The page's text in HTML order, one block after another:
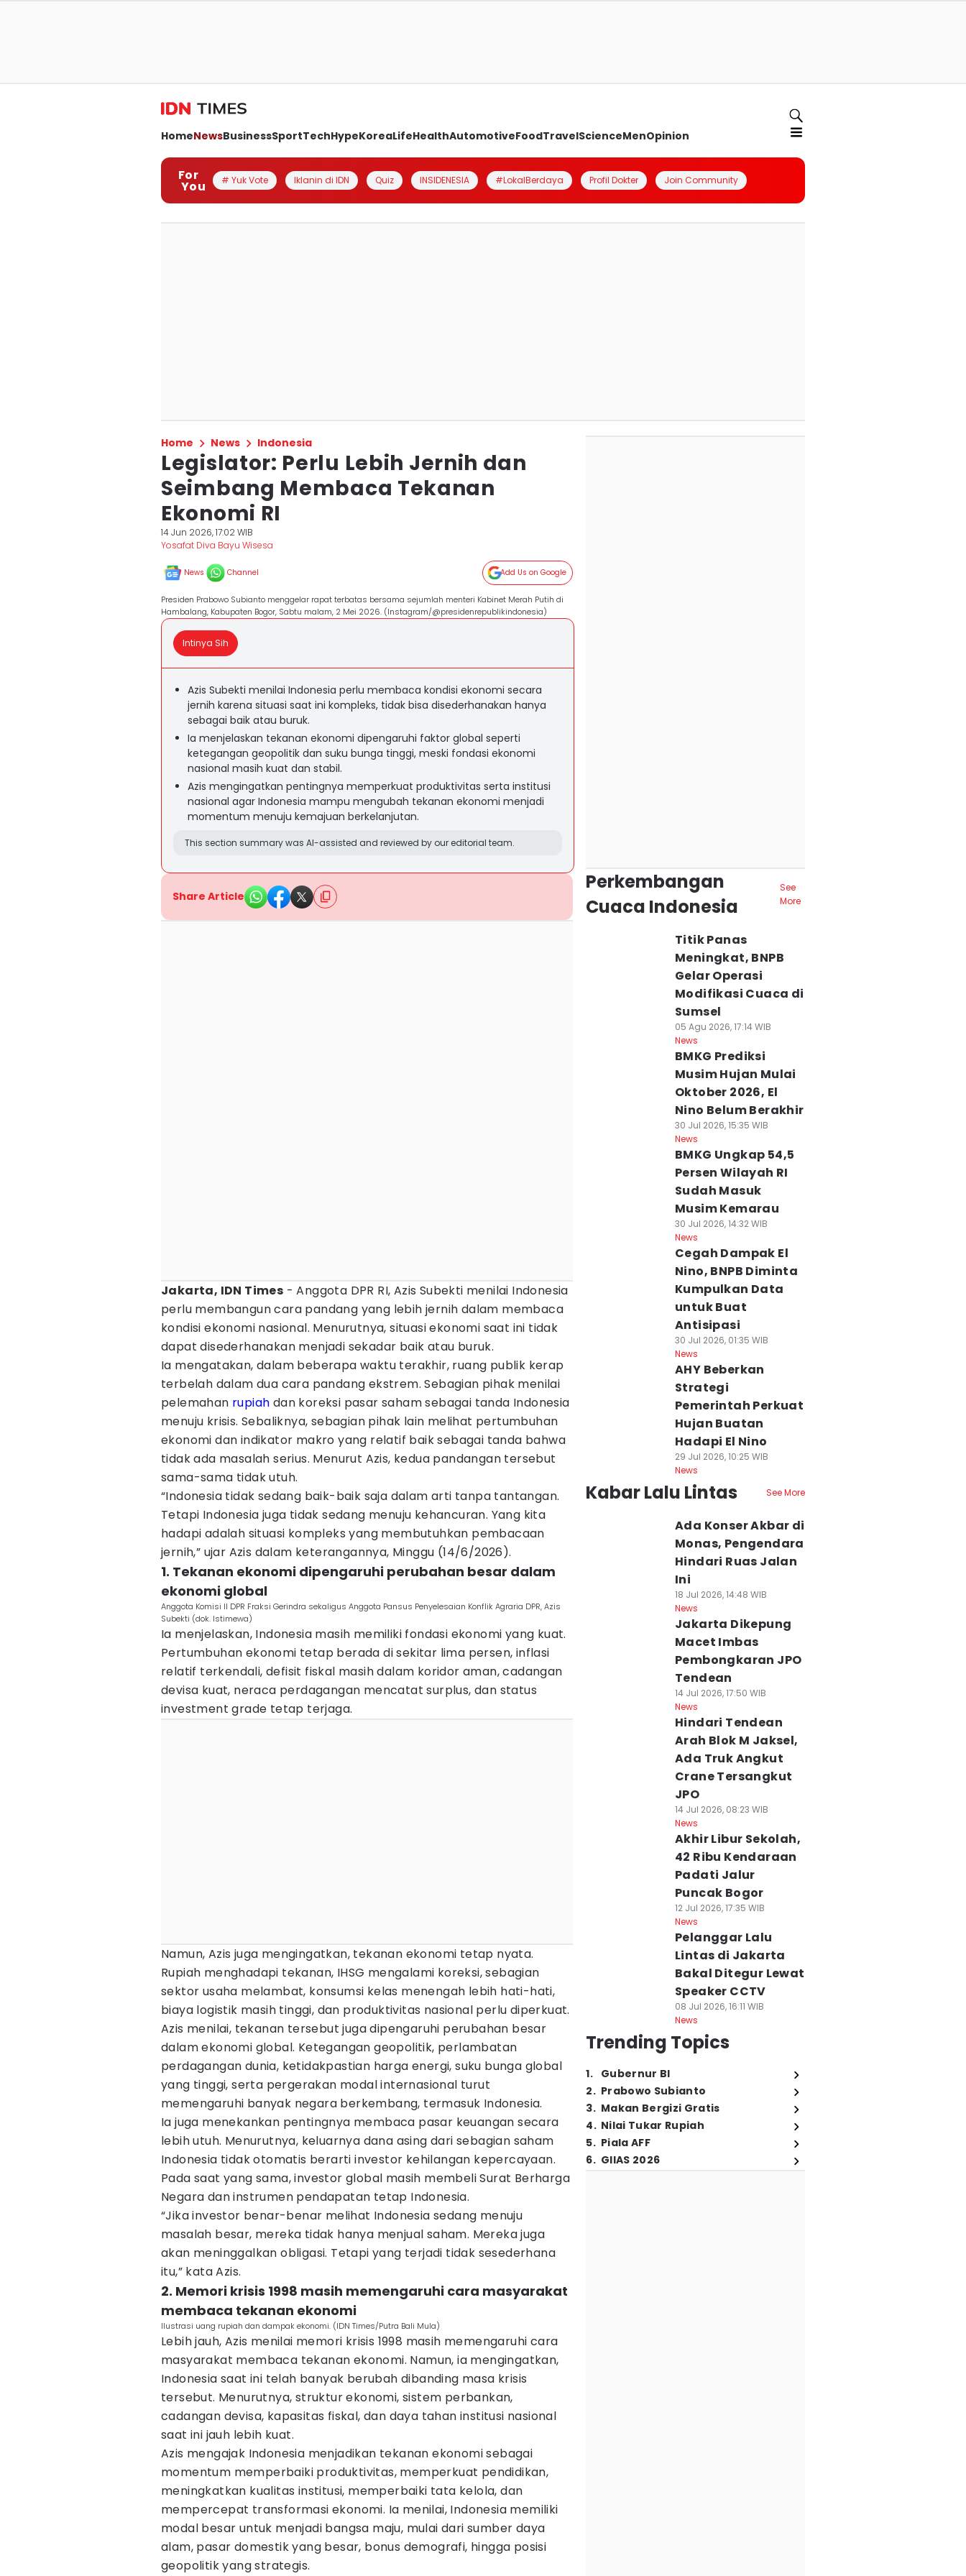
HomeNewsBusinessSportTechHypeKoreaLifeHealthAutomotiveFoodTravelScienceMenOpinion
For
You # Yuk Vote Iklanin di IDN Quiz INSIDENESIA #LokalBerdaya Profil Dokter Join Community
Home News Indonesia
Legislator: Perlu Lebih Jernih dan
Seimbang Membaca Tekanan
Ekonomi RI
14 Jun 2026, 17:02 WIB
Yosafat Diva Bayu Wisesa
News Channel Add Us on Google
Presiden Prabowo Subianto menggelar rapat terbatas bersama sejumlah menteri Kabinet Merah Putih di
Hambalang, Kabupaten Bogor, Sabtu malam, 2 Mei 2026. (Instagram/@presidenrepublikindonesia)
Intinya Sih
Azis Subekti menilai Indonesia perlu membaca kondisi ekonomi secara
jernih karena situasi saat ini kompleks, tidak bisa disederhanakan hanya
sebagai baik atau buruk.
Ia menjelaskan tekanan ekonomi dipengaruhi faktor global seperti
ketegangan geopolitik dan suku bunga tinggi, meski fondasi ekonomi
nasional masih kuat dan stabil.
Azis mengingatkan pentingnya memperkuat produktivitas serta institusi
nasional agar Indonesia mampu mengubah tekanan ekonomi menjadi
momentum menuju kemajuan berkelanjutan.
This section summary was AI-assisted and reviewed by our editorial team.
Share Article
Jakarta, IDN Times - Anggota DPR RI, Azis Subekti menilai Indonesia
perlu membangun cara pandang yang lebih jernih dalam membaca
kondisi ekonomi nasional. Menurutnya, situasi ekonomi saat ini tidak
dapat disederhanakan menjadi sekadar baik atau buruk.
Ia mengatakan, dalam beberapa waktu terakhir, ruang publik kerap
terbelah dalam dua cara pandang ekstrem. Sebagian pihak menilai
pelemahan rupiah dan koreksi pasar saham sebagai tanda Indonesia
menuju krisis. Sebaliknya, sebagian pihak lain melihat pertumbuhan
ekonomi dan indikator makro yang relatif baik sebagai tanda bahwa
tidak ada masalah serius. Menurut Azis, kedua pandangan tersebut
sama-sama tidak utuh.
“Indonesia tidak sedang baik-baik saja dalam arti tanpa tantangan.
Tetapi Indonesia juga tidak sedang menuju kehancuran. Yang kita
hadapi adalah situasi kompleks yang membutuhkan pembacaan
jernih,” ujar Azis dalam keterangannya, Minggu (14/6/2026).
1. Tekanan ekonomi dipengaruhi perubahan besar dalam
ekonomi global
Anggota Komisi II DPR Fraksi Gerindra sekaligus Anggota Pansus Penyelesaian Konflik Agraria DPR, Azis
Subekti (dok. Istimewa)
Ia menjelaskan, Indonesia masih memiliki fondasi ekonomi yang kuat.
Pertumbuhan ekonomi tetap berada di sekitar lima persen, inflasi
relatif terkendali, defisit fiskal masih dalam koridor aman, cadangan
devisa kuat, neraca perdagangan mencatat surplus, dan status
investment grade tetap terjaga.
Namun, Azis juga mengingatkan, tekanan ekonomi tetap nyata.
Rupiah menghadapi tekanan, IHSG mengalami koreksi, sebagian
sektor usaha melambat, konsumsi kelas menengah lebih hati-hati,
biaya logistik masih tinggi, dan produktivitas nasional perlu diperkuat.
Azis menilai, tekanan tersebut juga dipengaruhi perubahan besar
dalam ekonomi global. Ketegangan geopolitik, perlambatan
perdagangan dunia, ketidakpastian harga energi, suku bunga global
yang tinggi, serta pergerakan modal internasional turut
memengaruhi banyak negara berkembang, termasuk Indonesia.
Ia juga menekankan pentingnya membaca pasar keuangan secara
lebih utuh. Menurutnya, keluarnya dana asing dari sebagian saham
Indonesia tidak otomatis berarti investor kehilangan kepercayaan.
Pada saat yang sama, investor global masih membeli Surat Berharga
Negara dan instrumen pendapatan tetap Indonesia.
“Jika investor benar-benar melihat Indonesia sedang menuju
masalah besar, mereka tidak hanya menjual saham. Mereka juga
akan meninggalkan obligasi. Tetapi yang terjadi tidak sesederhana
itu,” kata Azis.
2. Memori krisis 1998 masih memengaruhi cara masyarakat
membaca tekanan ekonomi
Ilustrasi uang rupiah dan dampak ekonomi. (IDN Times/Putra Bali Mula)
Lebih jauh, Azis menilai memori krisis 1998 masih memengaruhi cara
masyarakat membaca tekanan ekonomi. Namun, ia mengingatkan,
Indonesia saat ini telah banyak berubah dibanding masa krisis
tersebut. Menurutnya, struktur ekonomi, sistem perbankan,
cadangan devisa, kapasitas fiskal, dan daya tahan institusi nasional
saat ini jauh lebih kuat.
Azis mengajak Indonesia menjadikan tekanan ekonomi sebagai
momentum memperbaiki produktivitas, memperkuat pendidikan,
meningkatkan kualitas institusi, memperbaiki tata kelola, dan
mempercepat transformasi ekonomi. Ia menilai, Indonesia memiliki
modal besar untuk menjadi bangsa maju, mulai dari sumber daya
alam, pasar domestik yang besar, bonus demografi, hingga posisi
geopolitik yang strategis.
Perkembangan
Cuaca Indonesia
See
More
Titik Panas
Meningkat, BNPB
Gelar Operasi
Modifikasi Cuaca di
Sumsel
05 Agu 2026, 17:14 WIB
News
BMKG Prediksi
Musim Hujan Mulai
Oktober 2026, El
Nino Belum Berakhir
30 Jul 2026, 15:35 WIB
News
BMKG Ungkap 54,5
Persen Wilayah RI
Sudah Masuk
Musim Kemarau
30 Jul 2026, 14:32 WIB
News
Cegah Dampak El
Nino, BNPB Diminta
Kumpulkan Data
untuk Buat
Antisipasi
30 Jul 2026, 01:35 WIB
News
AHY Beberkan
Strategi
Pemerintah Perkuat
Hujan Buatan
Hadapi El Nino
29 Jul 2026, 10:25 WIB
News
Kabar Lalu Lintas See More
Ada Konser Akbar di
Monas, Pengendara
Hindari Ruas Jalan
Ini
18 Jul 2026, 14:48 WIB
News
Jakarta Dikepung
Macet Imbas
Pembongkaran JPO
Tendean
14 Jul 2026, 17:50 WIB
News
Hindari Tendean
Arah Blok M Jaksel,
Ada Truk Angkut
Crane Tersangkut
JPO
14 Jul 2026, 08:23 WIB
News
Akhir Libur Sekolah,
42 Ribu Kendaraan
Padati Jalur
Puncak Bogor
12 Jul 2026, 17:35 WIB
News
Pelanggar Lalu
Lintas di Jakarta
Bakal Ditegur Lewat
Speaker CCTV
08 Jul 2026, 16:11 WIB
News
Trending Topics
1. Gubernur BI
2. Prabowo Subianto
3. Makan Bergizi Gratis
4. Nilai Tukar Rupiah
5. Piala AFF
6. GIIAS 2026